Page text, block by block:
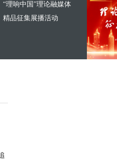
“理响中国”理论融媒体
精品征集展播活动